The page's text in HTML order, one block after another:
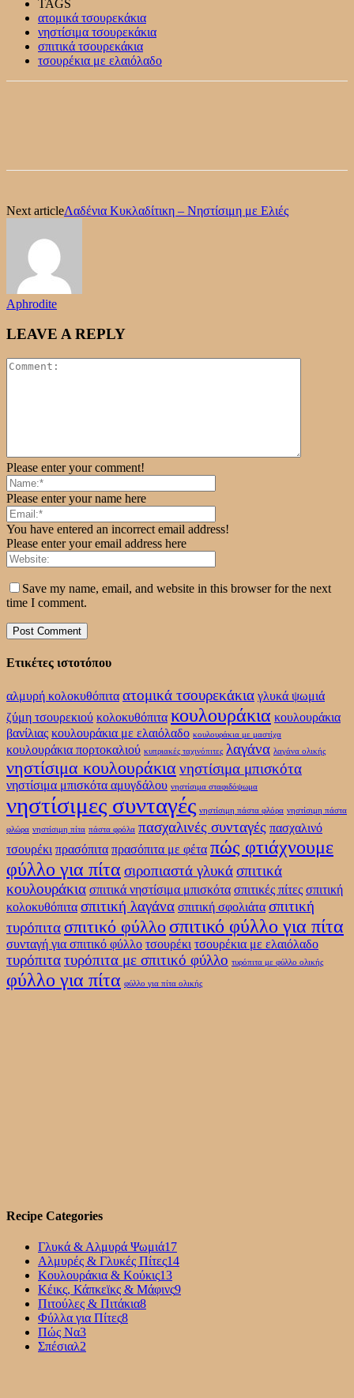
TAGS
ατομικά τσουρεκάκια
νηστίσιμα τσουρεκάκια
σπιτικά τσουρεκάκια
τσουρέκια με ελαιόλαδο
Next articleΛαδένια Κυκλαδίτικη – Νηστίσιμη με Ελιές
Aphrodite
LEAVE A REPLY
Please enter your comment!
Please enter your name here
You have entered an incorrect email address!
Please enter your email address here
Save my name, email, and website in this browser for the next
time I comment.
Ετικέτες ιστοτόπου
αλμυρή κολοκυθόπιτα ατομικά τσουρεκάκια γλυκά ψωμιά
ζύμη τσουρεκιού κολοκυθόπιτα κουλουράκια κουλουράκια
βανίλιας κουλουράκια με ελαιόλαδο κουλουράκια με μαστίχα
κουλουράκια πορτοκαλιού κυπριακές ταχινόπιτες λαγάνα λαγάνα ολικής
νηστίσιμα κουλουράκια νηστίσιμα μπισκότα
νηστίσιμα μπισκότα αμυγδάλου νηστίσιμα σταφιδόψωμα
νηστίσιμες συνταγές νηστίσιμη πάστα φλόρα νηστίσιμη πάστα
φλώρα νηστίσιμη πίτα πάστα φρόλα πασχαλινές συνταγές πασχαλινό
τσουρέκι πρασόπιτα πρασόπιτα με φέτα πώς φτιάχνουμε
φύλλο για πίτα σιροπιαστά γλυκάσπιτικά
κουλουράκια σπιτικά νηστίσιμα μπισκότα σπιτικές πίτες σπιτική
κολοκυθόπιτα σπιτική λαγάνα σπιτική σφολιάτα σπιτική
τυρόπιτασπιτικό φύλλο σπιτικό φύλλο για πίτα
συνταγή για σπιτικό φύλλο τσουρέκι τσουρέκια με ελαιόλαδο
τυρόπιτατυρόπιτα με σπιτικό φύλλο τυρόπιτα με φύλλο ολικής
φύλλο για πίτα φύλλο για πίτα ολικής
Recipe Categories
Γλυκά & Αλμυρά Ψωμιά17
Αλμυρές & Γλυκές Πίτες14
Κουλουράκια & Κούκις13
Κέικς, Κάπκεϊκς & Μάφινς9
Πιτούλες & Πιτάκια8
Φύλλα για Πίτες8
Πώς Να3
Σπέσιαλ2